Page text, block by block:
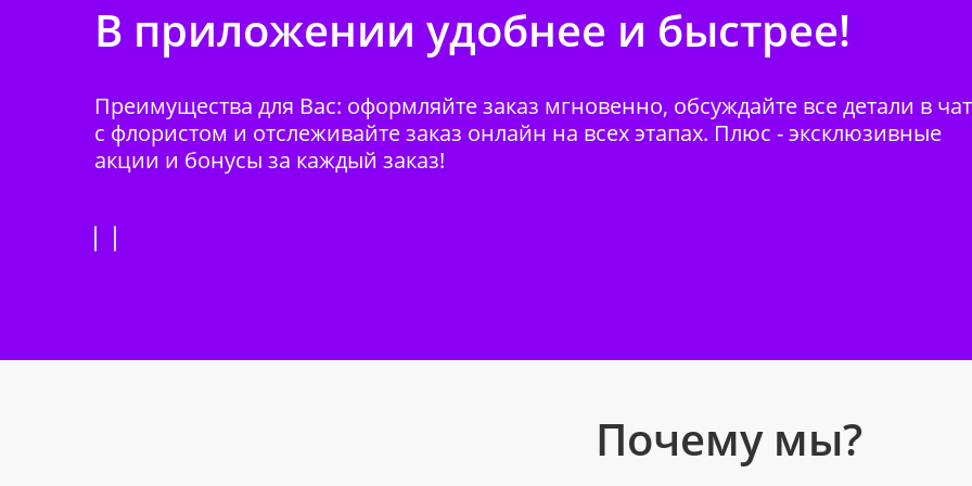
В приложении удобнее и быстрее!
Преимущества для Вас: оформляйте заказ мгновенно, обсуждайте все детали в
с флористом и отслеживайте заказ онлайн на всех этапах. Плюс - эксклюзивные
акции и бонусы за каждый заказ!
Почему мы?